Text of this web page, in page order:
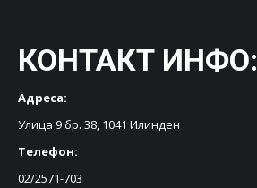
КОНТАКТ ИНФО:
Адреса:
Улица 9 бр. 38, 1041 Илинден
Телефон:
02/2571-703